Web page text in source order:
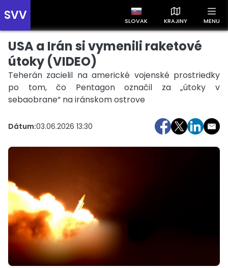
SVV SLOVAK KRAJINY MENU
Prehľad správ podľa krajín
Zobrazte si správy rozdelené podľa krajín a získajte rýchly
prehľad o dianí vo svete.
Slovensko Česko Maďarsko
USA a Irán si vymenili raketové
útoky (VIDEO)
Teherán zacielil na americké vojenské prostriedky
po tom, čo Pentagon označil za „útoky v
sebaobrane“ na iránskom ostrove
Dátum:03.06.2026 13:30